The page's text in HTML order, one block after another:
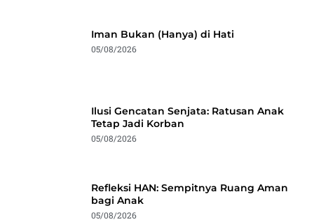
Iman Bukan (Hanya) di Hati
05/08/2026
Ilusi Gencatan Senjata: Ratusan Anak
Tetap Jadi Korban
05/08/2026
Refleksi HAN: Sempitnya Ruang Aman
bagi Anak
05/08/2026